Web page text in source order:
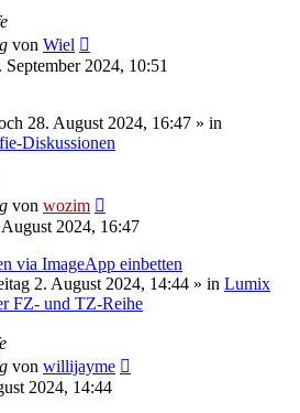
von Wiel
2024, 10:51
28. August 2024, 16:47 » in
Diskussionen
von wozim
2024, 16:47
via ImageApp einbetten
2. August 2024, 14:44 » in Lumix
FZ- und TZ-Reihe
von willijayme
2024, 14:44